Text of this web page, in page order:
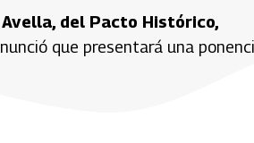
del Pacto Histórico,
que presentará una